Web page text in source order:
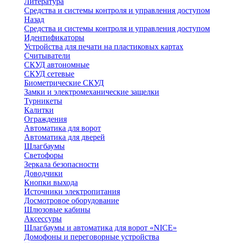
Средства и системы контроля и управления доступом
Назад
Средства и системы контроля и управления доступом
Идентификаторы
Устройства для печати на пластиковых картах
Считыватели
СКУД автономные
СКУД сетевые
Биометрические СКУД
Замки и электромеханические защелки
Турникеты
Калитки
Ограждения
Автоматика для ворот
Автоматика для дверей
Шлагбаумы
Светофоры
Зеркала безопасности
Доводчики
Кнопки выхода
Источники электропитания
Досмотровое оборудование
Шлюзовые кабины
Аксессуры
Шлагбаумы и автоматика для ворот «NICE»
Домофоны и переговорные устройства